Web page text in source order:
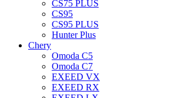
CS75 PLUS
CS95
CS95 PLUS
Hunter Plus
Chery
Omoda C5
Omoda C7
EXEED VX
EXEED RX